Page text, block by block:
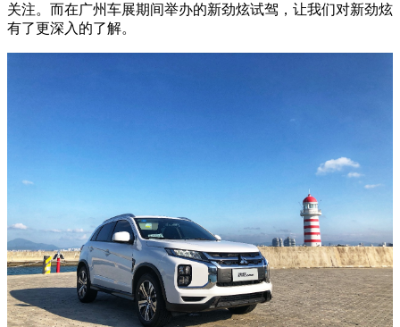
关注。而在广州车展期间举办的新劲炫试驾，让我们对新劲炫
有了更深入的了解。